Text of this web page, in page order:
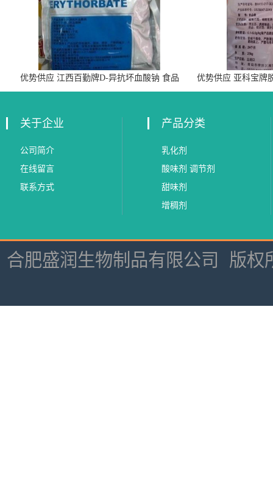
优势供应 江西百勤牌D-异抗坏血酸钠 食品
级抗氧化剂
优势供应 亚科宝牌
关于企业
公司简介
在线留言
联系方式
产品分类
乳化剂
酸味剂 调节剂
甜味剂
增稠剂
合肥盛润生物制品有限公司 版权